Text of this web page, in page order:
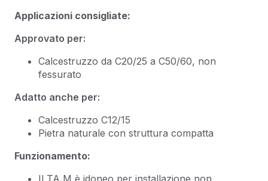
Applicazioni consigliate:
Approvato per:
Calcestruzzo da C20/25 a C50/60, non
fessurato
Adatto anche per:
Calcestruzzo C12/15
Pietra naturale con struttura compatta
Funzionamento: